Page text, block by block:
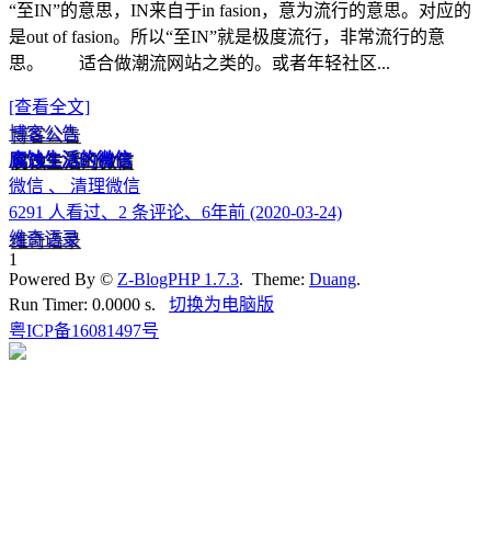
“至IN”的意思，IN来自于in fasion，意为流行的意思。对应的
是out of fasion。所以“至IN”就是极度流行，非常流行的意
思。 适合做潮流网站之类的。或者年轻社区...
[查看全文]
博客公告
腐蚀生活的微信
微信 、 清理微信
6291 人看过、2 条评论、6年前 (2020-03-24)
维奇语录
1
Powered By © Z-BlogPHP 1.7.3. Theme: Duang.
Run Timer: 0.0000 s. 切换为电脑版
粤ICP备16081497号